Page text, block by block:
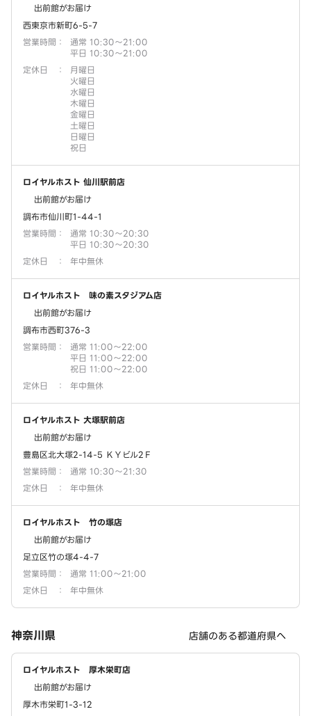
出前館がお届け
西東京市新町6-5-7
営業時間 ：
通常 10:30～21:00
平日 10:30～21:00
定休日
：
月曜日
火曜日
水曜日
木曜日
金曜日
土曜日
日曜日
祝日
ロイヤルホスト 仙川駅前店
出前館がお届け
調布市仙川町1-44-1
営業時間 ：
通常 10:30～20:30
平日 10:30～20:30
定休日
： 年中無休
ロイヤルホスト 味の素スタジアム店
出前館がお届け
調布市西町376-3
営業時間 ：
通常 11:00～22:00
平日 11:00～22:00
祝日 11:00～22:00
定休日
： 年中無休
ロイヤルホスト 大塚駅前店
出前館がお届け
豊島区北大塚2-14-5 ＫＹビル2Ｆ
営業時間 ：
通常 10:30～21:30
定休日
： 年中無休
ロイヤルホスト 竹の塚店
出前館がお届け
足立区竹の塚4-4-7
営業時間 ：
通常 11:00～21:00
定休日
： 年中無休
神奈川県 店舗のある都道府県へ
ロイヤルホスト 厚木栄町店
出前館がお届け
厚木市栄町1-3-12